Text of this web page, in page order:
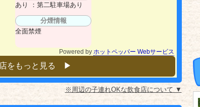
あり ：第二駐車場あり
分煙情報
全面禁煙
Powered by ホットペッパー Webサービス
店をもっと見る ▶︎
※周辺の子連れOKな飲食店について ▼